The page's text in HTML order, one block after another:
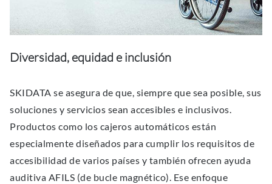
Diversidad, equidad e inclusión
SKIDATA se asegura de que, siempre que sea posible, sus
soluciones y servicios sean accesibles e inclusivos.
Productos como los cajeros automáticos están
especialmente diseñados para cumplir los requisitos de
accesibilidad de varios países y también ofrecen ayuda
auditiva AFILS (de bucle magnético). Ese enfoque